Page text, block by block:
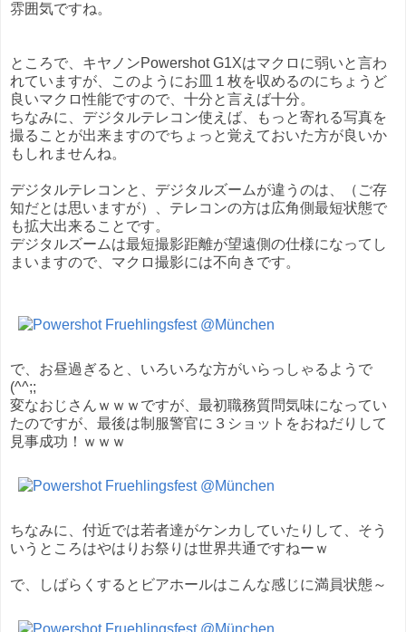
雰囲気ですね。
ところで、キヤノンPowershot G1Xはマクロに弱いと言わ
れていますが、このようにお皿１枚を収めるのにちょうど
良いマクロ性能ですので、十分と言えば十分。
ちなみに、デジタルテレコン使えば、もっと寄れる写真を
撮ることが出来ますのでちょっと覚えておいた方が良いか
もしれませんね。
デジタルテレコンと、デジタルズームが違うのは、（ご存
知だとは思いますが）、テレコンの方は広角側最短状態で
も拡大出来ることです。
デジタルズームは最短撮影距離が望遠側の仕様になってし
まいますので、マクロ撮影には不向きです。
で、お昼過ぎると、いろいろな方がいらっしゃるようで
(^^;;
変なおじさんｗｗｗですが、最初職務質問気味になってい
たのですが、最後は制服警官に３ショットをおねだりして
見事成功！ｗｗｗ
ちなみに、付近では若者達がケンカしていたりして、そう
いうところはやはりお祭りは世界共通ですねーｗ
で、しばらくするとビアホールはこんな感じに満員状態～